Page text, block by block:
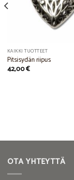
KAIKKI TUOTTEET
Pitsisydän riipus
42,00€
OTA YHTEYTTÄ